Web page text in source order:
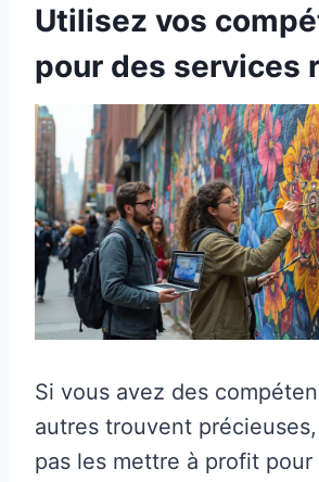
Utilisez vos
pour des services
Si vous avez des
autres trouvent
pas les mettre à profit